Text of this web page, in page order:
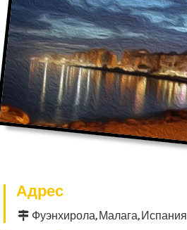
Адрес
Фуэнхирола, Малага, Испания